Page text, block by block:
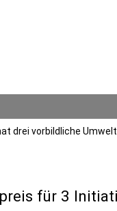
drei vorbildliche
für 3